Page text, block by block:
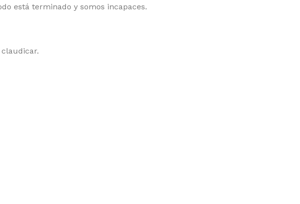
está terminado y somos incapaces.